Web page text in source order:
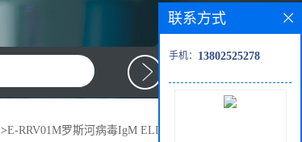
>E-RRV01M罗斯河病毒IgM ELISA 抗体诊断试剂
联系方式
手机： 13802525278